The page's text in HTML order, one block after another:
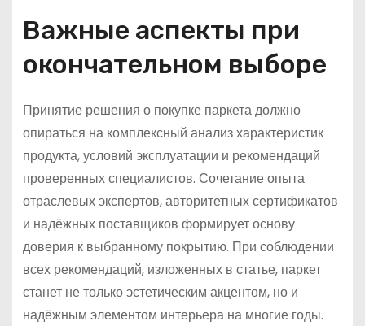
Важные аспекты при
окончательном выборе
Принятие решения о покупке паркета должно
опираться на комплексный анализ характеристик
продукта, условий эксплуатации и рекомендаций
проверенных специалистов. Сочетание опыта
отраслевых экспертов, авторитетных сертификатов
и надёжных поставщиков формирует основу
доверия к выбранному покрытию. При соблюдении
всех рекомендаций, изложенных в статье, паркет
станет не только эстетическим акцентом, но и
надёжным элементом интерьера на многие годы.